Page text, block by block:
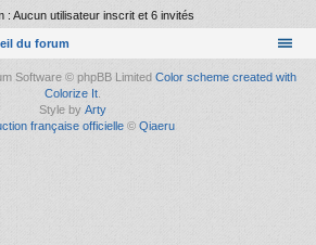
Aucun utilisateur inscrit et 6 invités
du forum
Software © phpBB Limited Color scheme created with
Colorize It.
Style by Arty
française officielle © Qiaeru